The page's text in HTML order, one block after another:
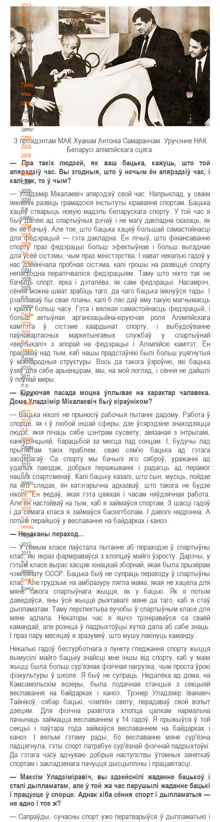
2013-
2014
гг.р.
Республиканские
соревнования
(девушки)
2013-
2014
гг.р.
Товарищеские
игры
(девушки)
Товарищеские
игры
(девушки)
ОДМ
2008-
2009
гг.р.
(девушки)
ОДМ
2008-
2009
гг.р.
(девушки)
ОДМ
2008-
2009
гг.р.
(юноши)
ОДМ
2008-
2009
гг.р.
(юноши)
Первенство
2010-
2011
гг.р.
(юноши)
Первенство
2010-
2011
гг.р.
(юноши)
Первенство
2011-
2012
гг.р.
(юноши)
Первенство
2011-
2012
гг.р.
(юноши)
Первенство
2012-
2013
гг.р.
(юноши)
Первенство
2012-
2013
гг.р.
(юноши)
Контакты
Контакты
З прэзідэнтам МАК Хуанам Антоніа Самаранчам. Уручэнне НАК
Беларусі алімпійскага сцяга.
— Пра такіх людзей, як ваш бацька, кажуць, што той
апярэдзіў час. Вы згодныя, што ў нечым ён апярэдзіў час, і
калі так, то ў чым?
— Уладзімір Мікалаевіч апярэдзіў свой час. Напрыклад, у сваім
імкненні развіць грамадскія інстытуты кіравання спортам. Бацька
хацеў стварыць новую мадэль беларускага спорту. У той час я
быў далёкі ад спартыўных рэчаў і не магу дакладна сказаць, як
ён яе бачыў. Але тое, што бацька хацеў большай самастойнасці
для федэрацый — гэта дакладна. Ён лічыў, што фінансаванне
спорту праз федэрацыі больш эфектыўнае і больш выгаднае
для ўсёй сістэмы, чым праз міністэрства. І нават некалькі гадоў у
нас дзейнічала пробная сістэма, калі грошы на развіццё спорту
непасрэдна пералічваліся федэрацыям. Таму што ніхто так не
бачыць спорт, ярка і дэталёва, як самі федэрацыі. Насамрэч,
сёння можна шмат зрабіць таго, да чаго бацька імкнуўся тады. І
рэалізаваў бы свае планы, калі б лёс даў яму такую магчымасць
і крыху больш часу. Гэта і вялікая самастойнасць федэрацый, і
больш актыўная арганізацыйна-кіруючая роля Алімпійскага
камітэта ў сістэме каардынат спорту, і выбудоўванне
паўнавартасных маркетынгавых службаў у спартыўнай
«вертыкалі» з апорай на федэрацыі і Алімпійскі камітэт. Ён
працаваў над тым, каб нашы прадстаўнікі былі больш уцягнутыя
ў міжнародныя структуры. Вось да такога ўзроўню, які бацька
ўзяў для сябе арыенцірам, мы, на мой погляд, і сёння не дайшлі
ў поўнай меры.
— Кіруючая пасада моцна ўплывае на характар чалавека.
Дома Уладзімір Мікалаевіч быў кіраўніком?
— Бацька ніколі не прыносіў рабочыя пытанні дадому. Работа ў
спорце, як і ў любой іншай сферы, дзе ўсярэдзіне знаходзяцца
людзі, якія лічаць сябе цэнтрам сусвету, звязаная з інтрыгамі,
канкурэнцыяй, барацьбой за месца пад сонцам. І, будучы пад
прыгнётам такіх праблем, сваю сям'ю бацька ад гэтага
засцерагаў. Са спорту мы бачылі яго сяброў, уражанні ад
удалых паездак, добрыя перажыванні і радасць ад перамог
нашых спартсменаў. Калі бацьку казалі, што сын, мусіць, пойдзе
па яго слядах, ён катэгарычна адказваў, што такога не будзе
ніколі. Ён ведаў, якая гэта цяжкая і часам няўдзячная работа.
Але ён настойваў на тым, каб я займаўся спортам. З шасці гадоў
і да сёмага класа я займаўся баскетболам. І даволі нядрэнна. А
потым перайшоў у веславанне на байдарках і каноэ.
— Нечаканы пераход...
— У сёмым класе паўстала пытанне аб пераходзе ў спартыўны
клас, які якраз фарміраваўся з хлопцаў майго ўзросту. Дарэчы, у
гэтым класе вырас касцяк юнацкай зборнай, якая была прызёрам
чэмпіянату СССР. Бацька быў не супраць пераходу ў спартыўны
клас. Але грудзьмі на амбразуру лягла мама, якая не хацела для
мяне такога спартыўнага жыцця, як у бацькі. Як я потым
даведаўся, яны ўсё жыццё рыхтавалі мяне да таго, каб я стаў
дыпламатам. Таму перспектыва вучобы ў спартыўным класе для
мяне адпала. Некаторы час я яшчэ трэніраваўся са сваёй
камандай, але розніца ў падрыхтоўцы хутка дала аб сабе знаць.
І праз пару месяцаў я зразумеў, што мушу пакінуць каманду.
Некалькі гадоў бестурботнага з пункту гледжання спорту жыцця
вымусілі майго бацьку знайсці мне іншы від спорту, каб у маім
жыцці была больш сур'ёзная фізічная нагрузка, чым проста ўрокі
фізкультуры ў школе. Я быў не супраць. Недалёка ад дома, на
Камсамольскім возеры, была лодачная станцыя з секцыяй
веславання на байдарках і каноэ. Трэнер Уладзімір Іванавіч
Тайнікоў, сябар бацькі, чэмпіён свету, перадаваў свой вопыт
дзецям. Для фізічна развітога хлопца цалкам нармальна
пачынаць займацца веславаннем у 14 гадоў. Я прыжыўся ў той
секцыі і паўтара года займаўся веславаннем на байдарках і
каноэ. І вельмі гэтаму рады, бо веславанне мяне сур'ёзна
падцягнула, гэты спорт патрабуе сур'ёзнай фізічнай падрыхтоўкі.
Да гэтага часу адчуваю добрыя наступствы ўтомных заняткаў
спортам і закладзенага пачуцця дысцыпліны і працавітасці.
— Максім Уладзіміравіч, вы здзейснілі жаданне бацькоў і
сталі дыпламатам, але ў той жа час парушылі жаданне бацькі
і працуеце ў спорце. Аднак хіба сёння спорт і дыпламатыя —
не адно і тое ж?
— Сапраўды, сучасны спорт ужо ператварыўся ў дыпламатыю і